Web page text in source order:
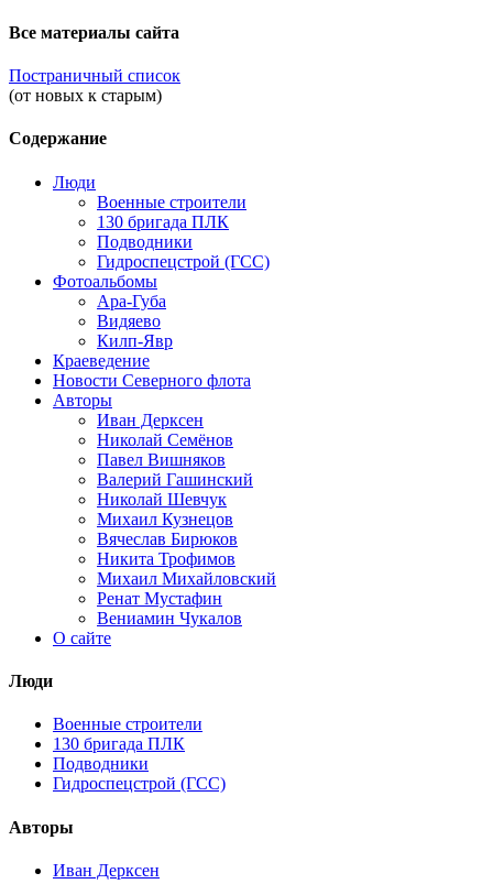
Все материалы сайта
Постраничный список
(от новых к старым)
Содержание
Люди
Военные строители
130 бригада ПЛК
Подводники
Гидроспецстрой (ГСС)
Фотоальбомы
Ара-Губа
Видяево
Килп-Явр
Краеведение
Новости Северного флота
Авторы
Иван Дерксен
Николай Семёнов
Павел Вишняков
Валерий Гашинский
Николай Шевчук
Михаил Кузнецов
Вячеслав Бирюков
Никита Трофимов
Михаил Михайловский
Ренат Мустафин
Вениамин Чукалов
О сайте
Люди
Военные строители
130 бригада ПЛК
Подводники
Гидроспецстрой (ГСС)
Авторы
Иван Дерксен